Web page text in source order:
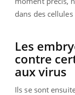
dans des
Les
contre
aux virus
Ils se sont